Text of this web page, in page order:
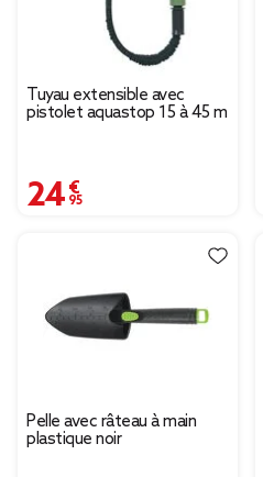
Tuyau extensible avec
pistolet aquastop 15 à 45 m
24,95 €
Pelle avec râteau à main
plastique noir